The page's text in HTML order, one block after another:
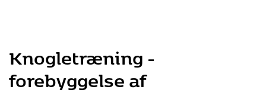
Knogletræning -
forebyggelse af